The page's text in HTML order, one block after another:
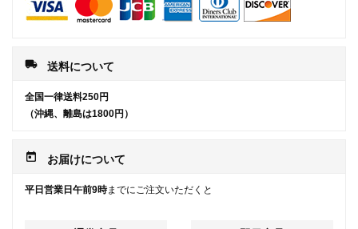
local_shipping 送料について
全国一律送料250円
（沖縄、離島は1800円）
today お届けについて
平日営業日午前9時までにご注文いただくと